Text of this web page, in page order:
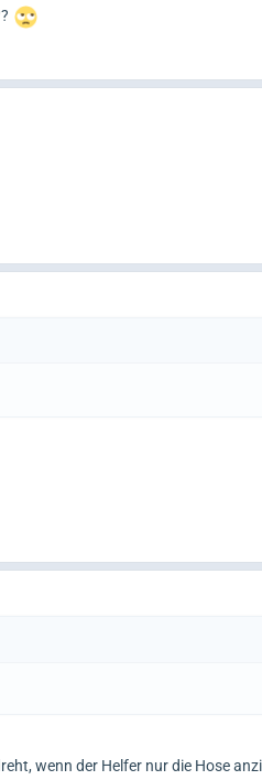
wenn der Helfer nur die Hose